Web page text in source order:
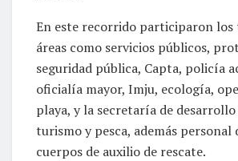
En este recorrido participaron los
áreas como servicios públicos,
seguridad pública, Capta, policía
oficialía mayor, Imju, ecología,
playa, y la secretaría de
turismo y pesca, además personal
cuerpos de auxilio de rescate.